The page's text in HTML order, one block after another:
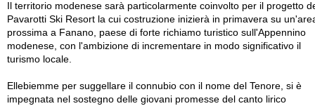
Il territorio modenese sarà particolarmente coinvolto per il progetto
Pavarotti Ski Resort la cui costruzione inizierà in primavera su
prossima a Fanano, paese di forte richiamo turistico sull'Appennino
modenese, con l'ambizione di incrementare in modo significativo il
turismo locale.
Ellebiemme per suggellare il connubio con il nome del Tenore, si è
impegnata nel sostegno delle giovani promesse del canto lirico